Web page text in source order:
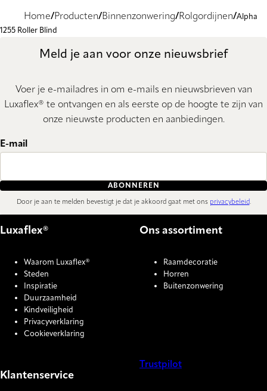
Home Producten Binnenzonwering Rolgordijnen Alpha
1255 Roller Blind
Meld je aan voor onze nieuwsbrief
Voer je e-mailadres in om e-mails en nieuwsbrieven van
Luxaflex® te ontvangen en als eerste op de hoogte te zijn van
onze nieuwste producten en aanbiedingen.
E-mail
ABONNEREN
Door je aan te melden bevestigt je dat je akkoord gaat met ons privacybeleid.
Luxaflex®
Waarom Luxaflex®
Steden
Inspiratie
Duurzaamheid
Kindveiligheid
Privacyverklaring
Cookieverklaring
Ons assortiment
Raamdecoratie
Horren
Buitenzonwering
Klantenservice
Trustpilot